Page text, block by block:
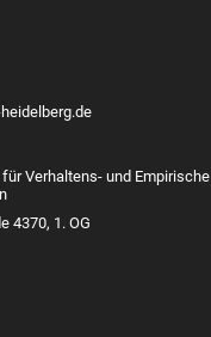
Verhaltens- und Empirische
4370, 1. OG